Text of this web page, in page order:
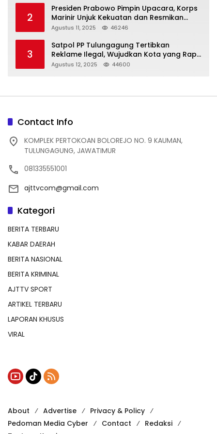
2
Presiden Prabowo Pimpin Upacara, Korps
Marinir Unjuk Kekuatan dan Resmikan
Struktur Baru
Agustus 11, 2025 46246
3
Satpol PP Tulungagung Tertibkan
Reklame Ilegal, Wujudkan Kota yang Rapi
dan Indah
Agustus 12, 2025 44600
Contact Info
KOMPLEK PERTOKOAN BOLOREJO NO. 9 KAUMAN,
TULUNGAGUNG, JAWATIMUR
081335551001
ajttvcom@gmail.com
Kategori
BERITA TERBARU
KABAR DAERAH
BERITA NASIONAL
BERITA KRIMINAL
AJTTV SPORT
ARTIKEL TERBARU
LAPORAN KHUSUS
VIRAL
About Advertise
Privacy & Policy
Pedoman Media Cyber
Contact
Redaksi